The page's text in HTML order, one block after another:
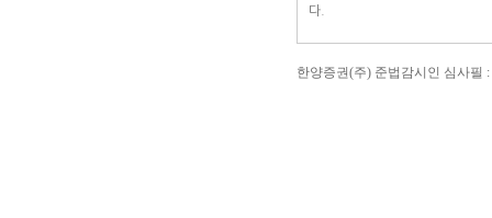
다.
한양증권(주) 준법감시인 심사필 :